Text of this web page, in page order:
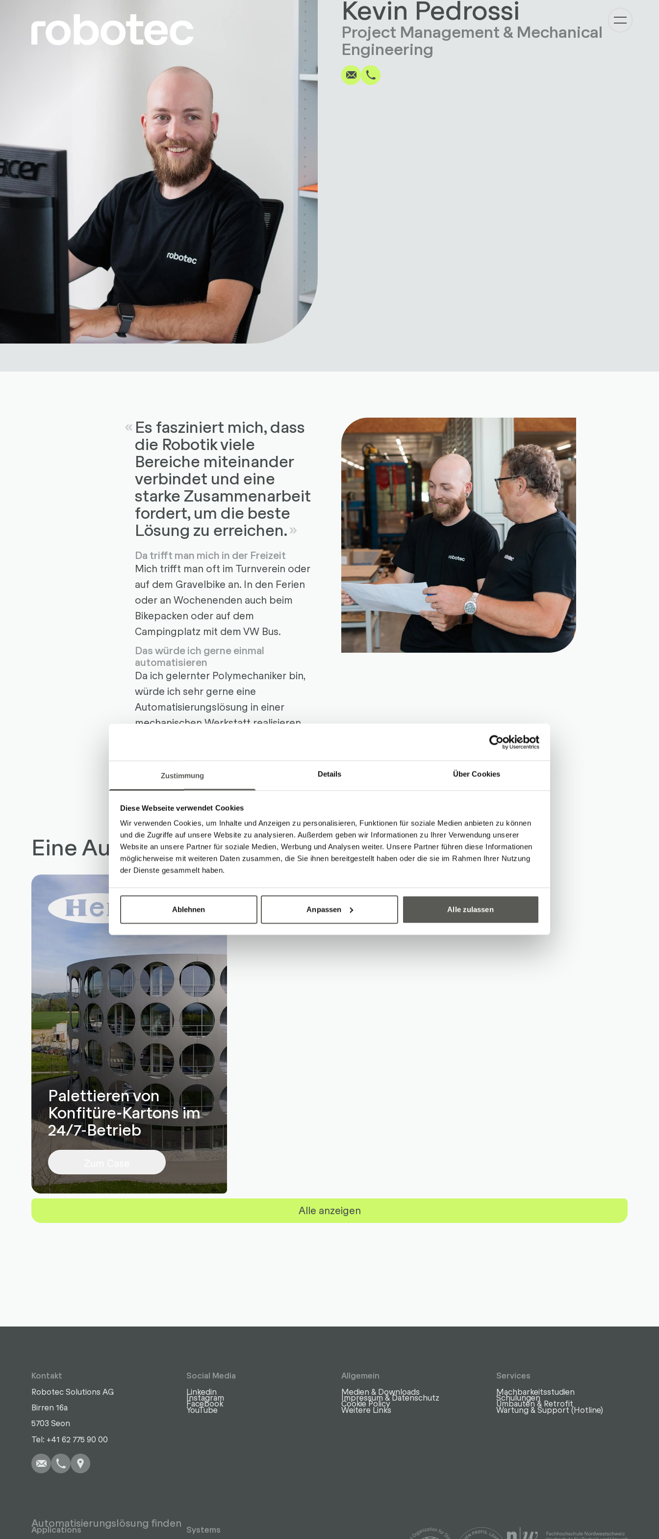
Zustimmung Details Über Cookies
Diese Webseite verwendet Cookies
Wir verwenden Cookies, um Inhalte und Anzeigen zu personalisieren, Funktionen für soziale Medien anbieten zu können
und die Zugriffe auf unsere Website zu analysieren. Außerdem geben wir Informationen zu Ihrer Verwendung unserer
Website an unsere Partner für soziale Medien, Werbung und Analysen weiter. Unsere Partner führen diese Informationen
möglicherweise mit weiteren Daten zusammen, die Sie ihnen bereitgestellt haben oder die sie im Rahmen Ihrer Nutzung
der Dienste gesammelt haben.
Ablehnen Anpassen Alle zulassen
Kevin Pedrossi
Project Management & Mechanical
Engineering
Schreiben Kopieren
Anrufen Kopieren
Es fasziniert mich, dass
die Robotik viele
Bereiche miteinander
verbindet und eine
starke Zusammenarbeit
fordert, um die beste
Lösung zu erreichen.
Da trifft man mich in der Freizeit
Mich trifft man oft im Turnverein oder
auf dem Gravelbike an. In den Ferien
oder an Wochenenden auch beim
Bikepacken oder auf dem
Campingplatz mit dem VW Bus.
Das würde ich gerne einmal
automatisieren
Da ich gelernter Polymechaniker bin,
würde ich sehr gerne eine
Automatisierungslösung in einer
mechanischen Werkstatt realisieren.
Eine Auswahl an Arbeiten von Kevin
Palettieren von
Konfitüre-Kartons im
24/7-Betrieb
Alle anzeigen
Kontakt
Robotec Solutions AG
Birren 16a
5703 Seon
Tel: +41 62 775 90 00
Social Media
Linkedin
Instagram
Facebook
YouTube
Allgemein
Medien & Downloads
Impressum & Datenschutz
Cookie Policy
Weitere Links
Services
Machbarkeitsstudien
Schulungen
Umbauten & Retrofit
Wartung & Support (Hotline)
Automatisierungslösung finden
Applications Systems